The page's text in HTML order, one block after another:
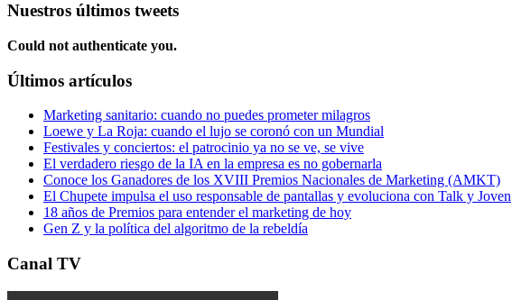
Nuestros últimos tweets
Could not authenticate you.
Últimos artículos
Marketing sanitario: cuando no puedes prometer milagros
Loewe y La Roja: cuando el lujo se coronó con un Mundial
Festivales y conciertos: el patrocinio ya no se ve, se vive
El verdadero riesgo de la IA en la empresa es no gobernarla
Conoce los Ganadores de los XVIII Premios Nacionales de Marketing (AMKT)
El Chupete impulsa el uso responsable de pantallas y evoluciona con Talk y Joven
18 años de Premios para entender el marketing de hoy
Gen Z y la política del algoritmo de la rebeldía
Canal TV